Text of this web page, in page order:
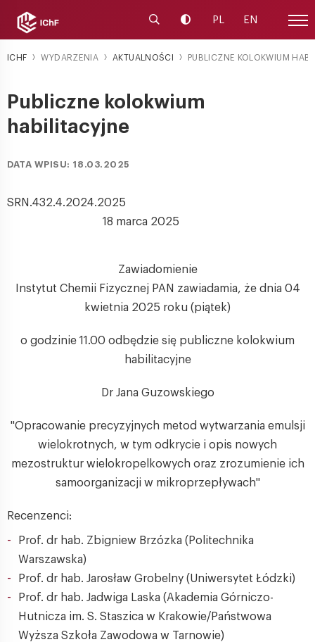
Uruchom wyszukiwarkę
Zmień kontrast
PL EN
ICHF WYDARZENIA AKTUALNOŚCI PUBLICZNE KOLOKWIUM
Publiczne kolokwium
habilitacyjne
DATA WPISU: 18.03.2025
SRN.432.4.2024.2025
18 marca 2025
Zawiadomienie
Instytut Chemii Fizycznej PAN zawiadamia, że dnia 04
kwietnia 2025 roku (piątek)
o godzinie 11.00 odbędzie się publiczne kolokwium
habilitacyjne
Dr Jana Guzowskiego
"Opracowanie precyzyjnych metod wytwarzania emulsji
wielokrotnych, w tym odkrycie i opis nowych
mezostruktur wielokropelkowych oraz zrozumienie ich
samoorganizacji w mikroprzepływach"
Recenzenci:
Prof. dr hab. Zbigniew Brzózka (Politechnika
Warszawska)
Prof. dr hab. Jarosław Grobelny (Uniwersytet Łódzki)
Prof. dr hab. Jadwiga Laska (Akademia Górniczo-
Hutnicza im. S. Staszica w Krakowie/Państwowa
Wyższa Szkoła Zawodowa w Tarnowie)